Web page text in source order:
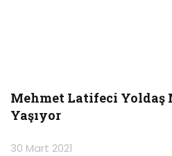
Mehmet Latifeci Yoldaş
Yaşıyor
30 Mart 2021